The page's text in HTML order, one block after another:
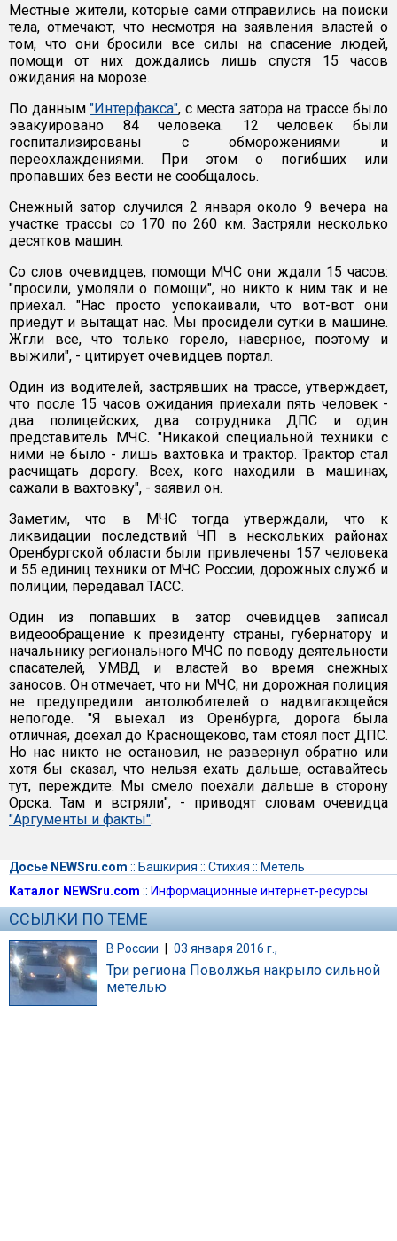
Местные жители, которые сами отправились на поиски
тела, отмечают, что несмотря на заявления властей о
том, что они бросили все силы на спасение людей,
помощи от них дождались лишь спустя 15 часов
ожидания на морозе.
По данным "Интерфакса", с места затора на трассе было
эвакуировано 84 человека. 12 человек были
госпитализированы с обморожениями и
переохлаждениями. При этом о погибших или
пропавших без вести не сообщалось.
Снежный затор случился 2 января около 9 вечера на
участке трассы со 170 по 260 км. Застряли несколько
десятков машин.
Со слов очевидцев, помощи МЧС они ждали 15 часов:
"просили, умоляли о помощи", но никто к ним так и не
приехал. "Нас просто успокаивали, что вот-вот они
приедут и вытащат нас. Мы просидели сутки в машине.
Жгли все, что только горело, наверное, поэтому и
выжили", - цитирует очевидцев портал.
Один из водителей, застрявших на трассе, утверждает,
что после 15 часов ожидания приехали пять человек -
два полицейских, два сотрудника ДПС и один
представитель МЧС. "Никакой специальной техники с
ними не было - лишь вахтовка и трактор. Трактор стал
расчищать дорогу. Всех, кого находили в машинах,
сажали в вахтовку", - заявил он.
Заметим, что в МЧС тогда утверждали, что к
ликвидации последствий ЧП в нескольких районах
Оренбургской области были привлечены 157 человека
и 55 единиц техники от МЧС России, дорожных служб и
полиции, передавал ТАСС.
Один из попавших в затор очевидцев записал
видеообращение к президенту страны, губернатору и
начальнику регионального МЧС по поводу деятельности
спасателей, УМВД и властей во время снежных
заносов. Он отмечает, что ни МЧС, ни дорожная полиция
не предупредили автолюбителей о надвигающейся
непогоде. "Я выехал из Оренбурга, дорога была
отличная, доехал до Краснощеково, там стоял пост ДПС.
Но нас никто не остановил, не развернул обратно или
хотя бы сказал, что нельзя ехать дальше, оставайтесь
тут, переждите. Мы смело поехали дальше в сторону
Орска. Там и встряли", - приводят словам очевидца
"Аргументы и факты".
Досье NEWSru.com :: Башкирия :: Стихия :: Метель
Каталог NEWSru.com :: Информационные интернет-ресурсы
ССЫЛКИ ПО ТЕМЕ
В России | 03 января 2016 г.,
Три региона Поволжья накрыло сильной
метелью